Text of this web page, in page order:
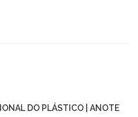
DO PLÁSTICO | ANOTE